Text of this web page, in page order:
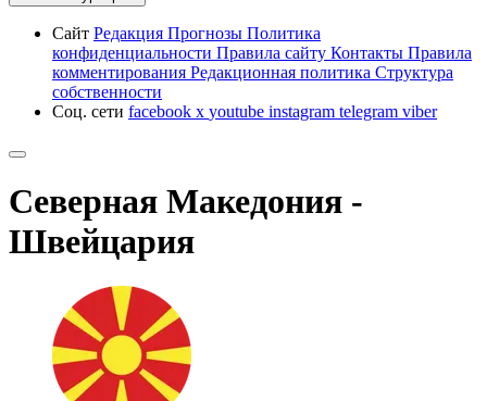
Сайт Редакция Прогнозы Политика
конфиденциальности Правила сайту Контакты Правила
комментирования Редакционная политика Структура
собственности
Соц. сети facebook x youtube instagram telegram viber
Северная Македония -
Швейцария